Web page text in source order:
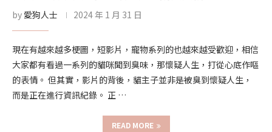
by 愛狗人士 2024 年 1 月 31 日
現在有越來越多梗圖，短影片，寵物系列的也越來越受歡迎，相信
大家都有看過一系列的貓咪聞到臭味，那懷疑人生，打從心底作嘔
的表情。 但其實，影片的背後，貓主子並非是被臭到懷疑人生，
而是正在進行資訊紀錄。 正 …
READ MORE